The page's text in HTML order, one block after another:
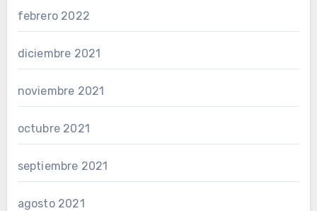
febrero 2022
diciembre 2021
noviembre 2021
octubre 2021
septiembre 2021
agosto 2021